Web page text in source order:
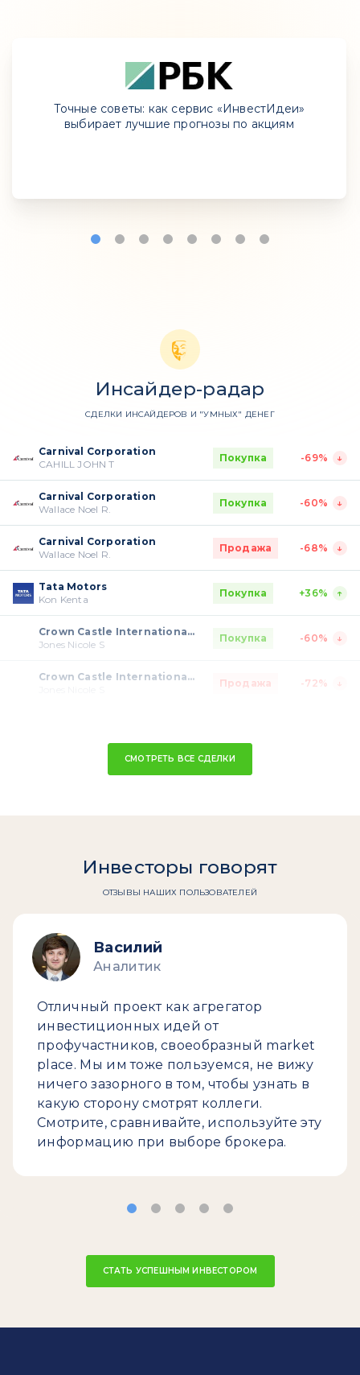
Точные советы: как сервис «ИнвестИдеи»
выбирает лучшие прогнозы по акциям
Инсайдер-радар
СДЕЛКИ ИНСАЙДЕРОВ И "УМНЫХ" ДЕНЕГ
Carnival Corporation
CAHILL JOHN T
Покупка -69%
Carnival Corporation
Wallace Noel R.
Покупка -60%
Carnival Corporation
Wallace Noel R.
Продажа -68%
Tata Motors
Kon Kenta
Покупка +36%
Crown Castle International Corp. (REIT)
Jones Nicole S
Покупка -60%
Crown Castle International Corp. (REIT)
Продажа -72%
СМОТРЕТЬ ВСЕ СДЕЛКИ
Инвесторы говорят
ОТЗЫВЫ НАШИХ ПОЛЬЗОВАТЕЛЕЙ
Василий
Аналитик
Отличный проект как агрегатор
инвестиционных идей от
профучастников, своеобразный market
place. Мы им тоже пользуемся, не вижу
ничего зазорного в том, чтобы узнать в
какую сторону смотрят коллеги.
Смотрите, сравнивайте, используйте эту
информацию при выборе брокера.
СТАТЬ УСПЕШНЫМ ИНВЕСТОРОМ